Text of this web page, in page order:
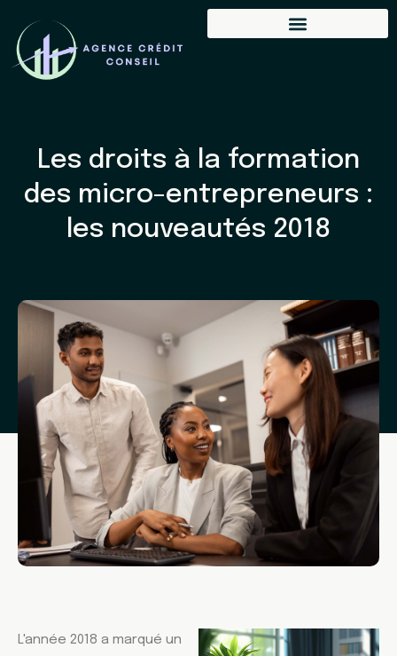
Les droits à la formation
des micro-entrepreneurs :
les nouveautés 2018
L'année 2018 a marqué un